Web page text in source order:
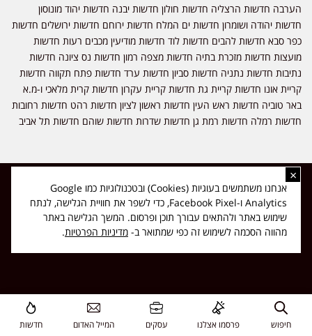
הערבה חדשות הרצליה חדשות חולון חדשות יבנה חדשות יהוד מונוסון
חדשות יהודה ושומרון חדשות ים המלח חדשות ירוחם חדשות ירושלים חדשות
כפר סבא חדשות להבים חדשות לוד חדשות מודיעין מכבים רעות חדשות
מועצות חדשות מזכרת בתיה חדשות מצפה רמון חדשות נס ציונה חדשות
נתיבות חדשות נתניה חדשות סביון חדשות ערד חדשות פתח תקווה חדשות
קריית אונו חדשות קריית גת חדשות קריית עקרון חדשות קרית מלאכי ו-מ.א
באר טוביה חדשות ראש העין חדשות ראשון לציון חדשות רהט חדשות רחובות
חדשות רמלה חדשות רמת גן חדשות שדרות חדשות שוהם חדשות תל אביב
כל הזכויות שמורות ל-ליזה ללוצאשווילי - חדשות אפס שמונה - דיווחים בזמן
אמת, נוסד בשנת 2019 | טל' לפרסומים 054-9759222 מייל מערכת
news08.net@gmail.com
Made with ❤ byDIGITA
חיפוש פרסמו אצלנו עסקים המייל האדום חדשות
×
אנחנו משתמשים בעוגיות (Cookies) ובטכנולוגיות כמו Google
Analytics ו-Facebook Pixel, כדי לשפר את חוויית הגלישה, לנתח
שימוש באתר ולהתאים עבורך תוכן ופרסום. המשך הגלישה באתר
מהווה הסכמה לשימוש זה כפי שמתואר ב- מדיניות הפרטיות.